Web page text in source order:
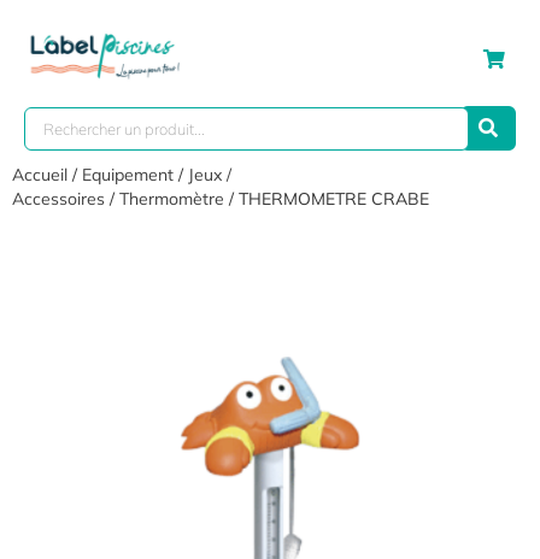
Accueil / Equipement / Jeux /
Accessoires /Thermomètre / THERMOMETRE CRABE